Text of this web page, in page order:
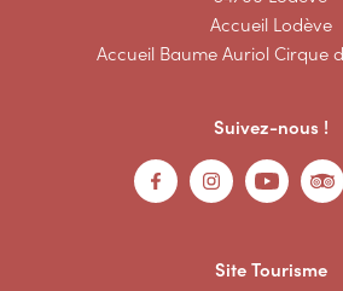
Accueil Lodève
Accueil Baume Auriol Cirque
Suivez-nous !
Site Tourisme